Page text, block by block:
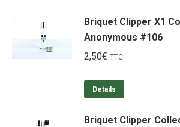
Briquet Clipper X1
Anonymous #106
2,50€ TTC
Details
Briquet Clipper